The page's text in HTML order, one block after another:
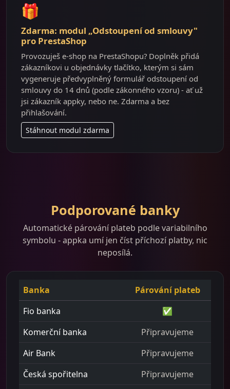
🎁
Zdarma: modul „Odstoupení od smlouvy"
pro PrestaShop
Provozuješ e-shop na PrestaShopu? Doplněk přidá
zákazníkovi u objednávky tlačítko, kterým si sám
vygeneruje předvyplněný formulář odstoupení od
smlouvy do 14 dnů (podle zákonného vzoru) - ať už
jsi zákazník appky, nebo ne. Zdarma a bez
přihlašování.
Stáhnout modul zdarma
Podporované banky
Automatické párování plateb podle variabilního
symbolu - appka umí jen číst příchozí platby, nic
neposílá.
Banka
Párování plateb
Fio banka
✅
Komerční banka
Připravujeme
Air Bank
Připravujeme
Česká spořitelna
Připravujeme